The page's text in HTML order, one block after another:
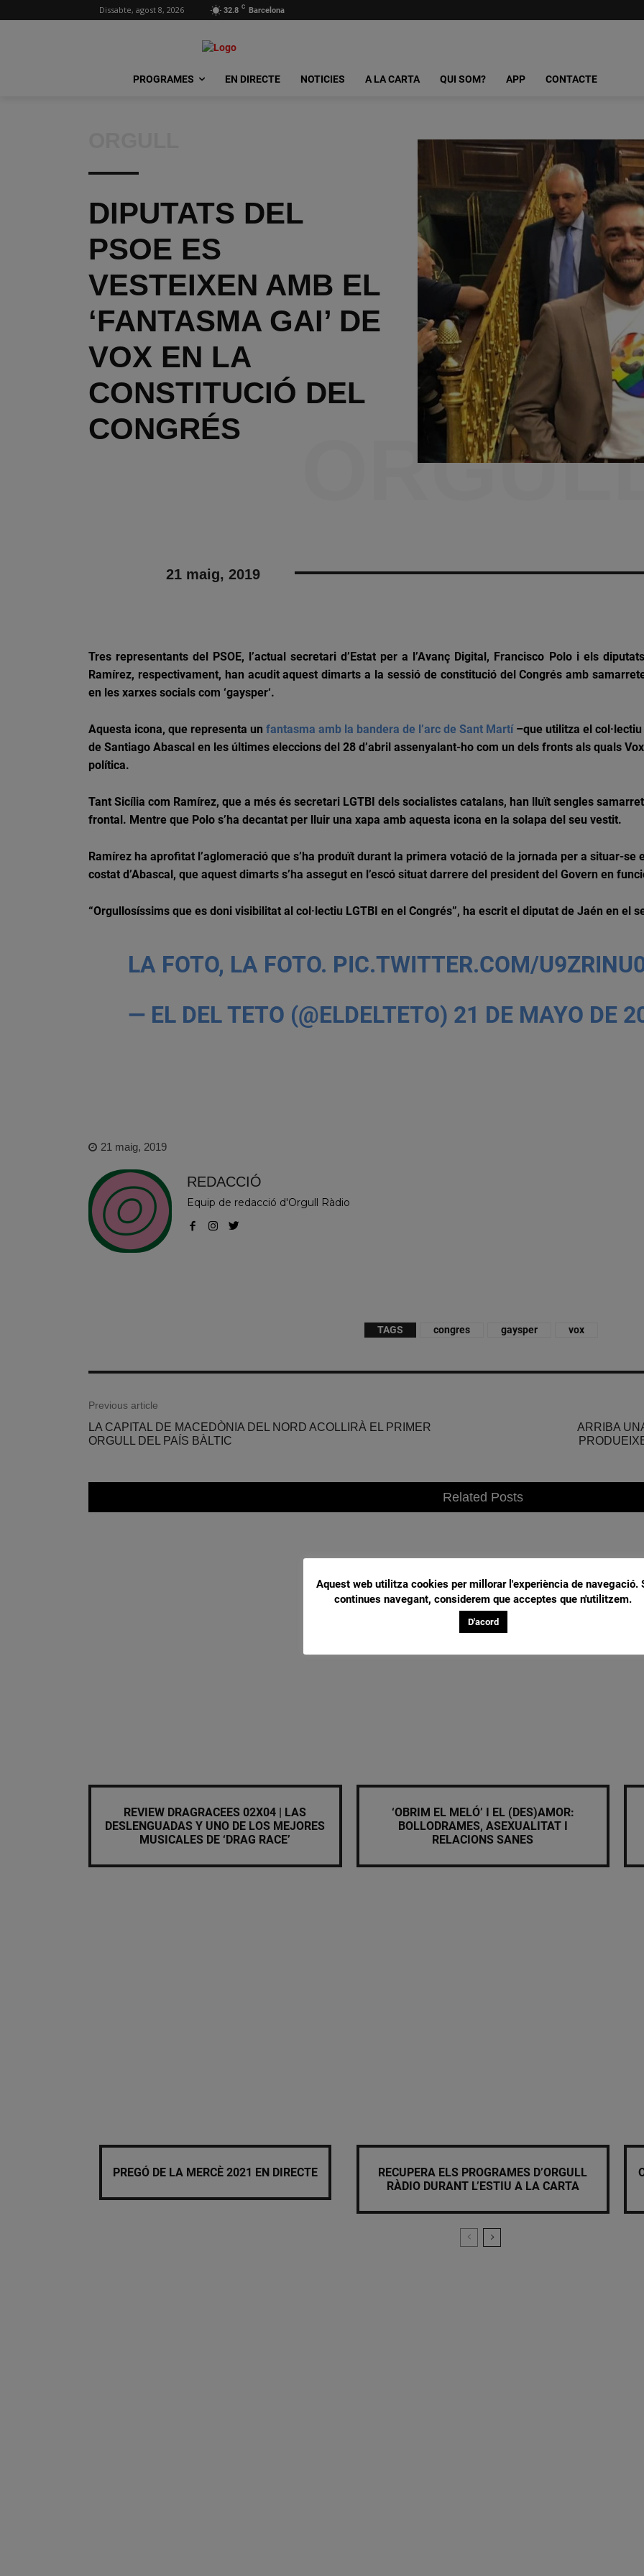
Dissabte, agost 8, 2026 32.8 C Barcelona
PROGRAMES EN DIRECTE NOTICIES A LA CARTA QUI SOM? APP CONTACTE
DIPUTATS DEL
PSOE ES
VESTEIXEN AMB EL
‘FANTASMA GAI’ DE
VOX EN LA
CONSTITUCIÓ DEL
CONGRÉS
21 maig, 2019
Tres representants del PSOE, l’actual secretari d’Estat per a l’Avanç Digital, Francisco Polo i els
Ramírez, respectivament, han acudit aquest dimarts a la sessió de constitució del Congrés amb
en les xarxes socials com ‘gaysper‘.
Aquesta icona, que representa un fantasma amb la bandera de l’arc de Sant Martí–que utilitza el col·lectiu
de Santiago Abascal en les últimes eleccions del 28 d’abril assenyalant-ho com un dels fronts als quals Vox
política.
Tant Sicília com Ramírez, que a més és secretari LGTBI dels socialistes catalans, han lluït sengles
frontal. Mentre que Polo s’ha decantat per lluir una xapa amb aquesta icona en la solapa del seu vestit.
Ramírez ha aprofitat l’aglomeració que s’ha produït durant la primera votació de la jornada per a situar-se
costat d’Abascal, que aquest dimarts s’ha assegut en l’escó situat darrere del president del Govern en
“Orgullosíssims que es doni visibilitat al col·lectiu LGTBI en el Congrés”, ha escrit el diputat de Jaén en el
LA FOTO, LA FOTO. PIC.TWITTER.COM/
— EL DEL TETO (@ELDELTETO) 21 DE MAYO DE
21 maig, 2019
REDACCIÓ
Equip de redacció d'Orgull Ràdio
TAGS congres gaysper vox
Previous article
LA CAPITAL DE MACEDÒNIA DEL NORD ACOLLIRÀ EL PRIMER
ORGULL DEL PAÍS BÀLTIC
ARRIBA
Related Posts
REVIEW DRAGRACEES 02X04 | LAS
DESLENGUADAS Y UNO DE LOS MEJORES
MUSICALES DE ‘DRAG RACE’
‘OBRIM EL MELÓ’ I EL (DES)AMOR:
BOLLODRAMES, ASEXUALITAT I
RELACIONS SANES
PREGÓ DE LA MERCÈ 2021 EN DIRECTE
RECUPERA ELS PROGRAMES D’ORGULL
RÀDIO DURANT L’ESTIU A LA CARTA
Aquest web utilitza cookies per millorar l'experiència de navegació.
continues navegant, considerem que acceptes que n'utilitzem.
D'acord